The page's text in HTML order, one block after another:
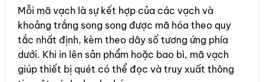
Mỗi mã vạch là sự kết hợp của các vạch và
khoảng trắng song song được mã hóa theo quy
tắc nhất định, kèm theo dãy số tương ứng phía
dưới. Khi in lên sản phẩm hoặc bao bì, mã vạch
giúp thiết bị quét có thể đọc và truy xuất thông